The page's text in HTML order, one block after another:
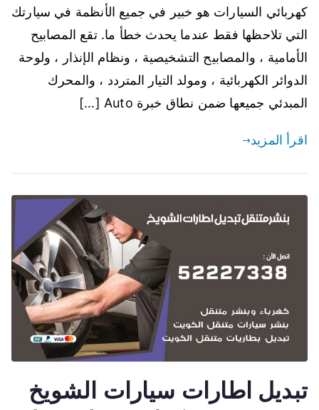
كهربائي السيارات هو خبير في جميع الأنظمة في سيارتك
التي تلاحظها فقط عندما يحدث خطأ ما. تقع المصابيح
الأمامية ، والمصابيح التشخيصية ، ونظام الإنذار ، ولوحة
الدوائر الكهربائية ، ومولد التيار المتردد ، والمحرك
المبدئي جميعها ضمن نطاق خبرة Auto […]
اقرأ المزيد
تبديل اطارات سيارات الشويخ